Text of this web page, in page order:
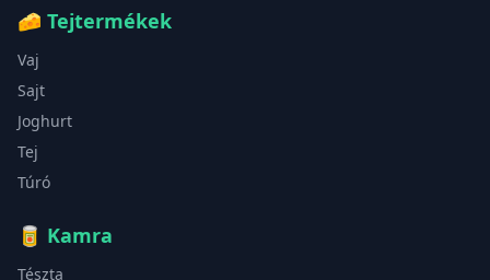
🧀 Tejtermékek
Vaj
Sajt
Joghurt
Tej
Túró
🥫 Kamra
Tészta